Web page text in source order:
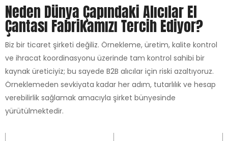
Neden Dünya Çapındaki Alıcılar El
Çantası Fabrikamızı Tercih Ediyor?
Biz bir ticaret şirketi değiliz. Örnekleme, üretim, kalite kontrol
ve ihracat koordinasyonu üzerinde tam kontrol sahibi bir
kaynak üreticiyiz; bu sayede B2B alıcılar için riski azaltıyoruz.
Örneklemeden sevkiyata kadar her adım, tutarlılık ve hesap
verebilirlik sağlamak amacıyla şirket bünyesinde
yürütülmektedir.